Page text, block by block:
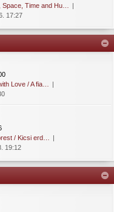
Space, Time and Hu…
17:27
Love / A fia…
/ Kicsi erd…
19:12